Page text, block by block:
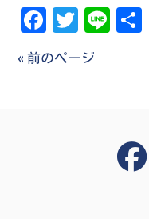
Facebook
Twitter
Line
« 前のページ